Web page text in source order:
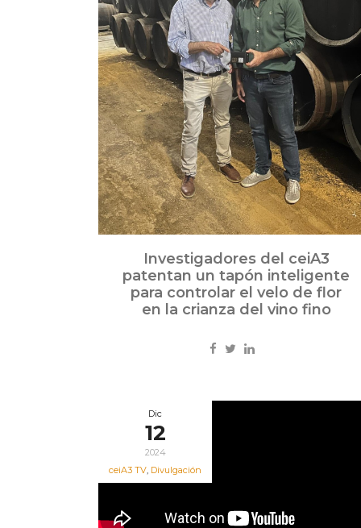
Investigadores del ceiA3
patentan un tapón inteligente
para controlar el velo de flor
en la crianza del vino fino
Dic
12
2024
ceiA3 TV, Divulgación